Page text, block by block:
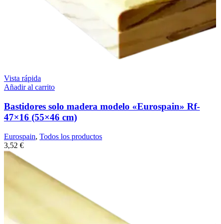
Vista rápida
Añadir al carrito
Bastidores solo madera modelo «Eurospain» Rf-
47×16 (55×46 cm)
Eurospain, Todos los productos
3,52 €